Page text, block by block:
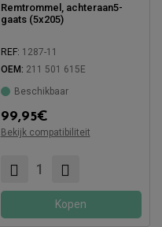
Remtrommel, achteraan5-
gaats (5x205)
REF: 1287-11
OEM: 211 501 615E
Beschikbaar
99,95€
Bekijk compatibiliteit
Kopen